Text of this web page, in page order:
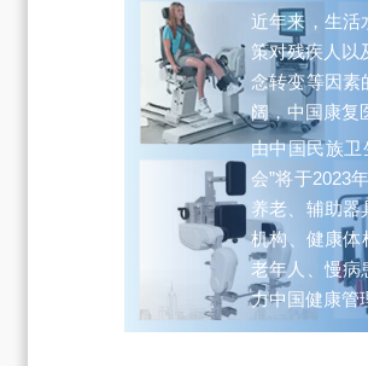
近年来，生活
策对残疾人以
念转变等因素
阔，中国康复
由中国民族卫
会”将于2023
养老、辅助器
机构、健康体
老年人、慢病
力中国健康管